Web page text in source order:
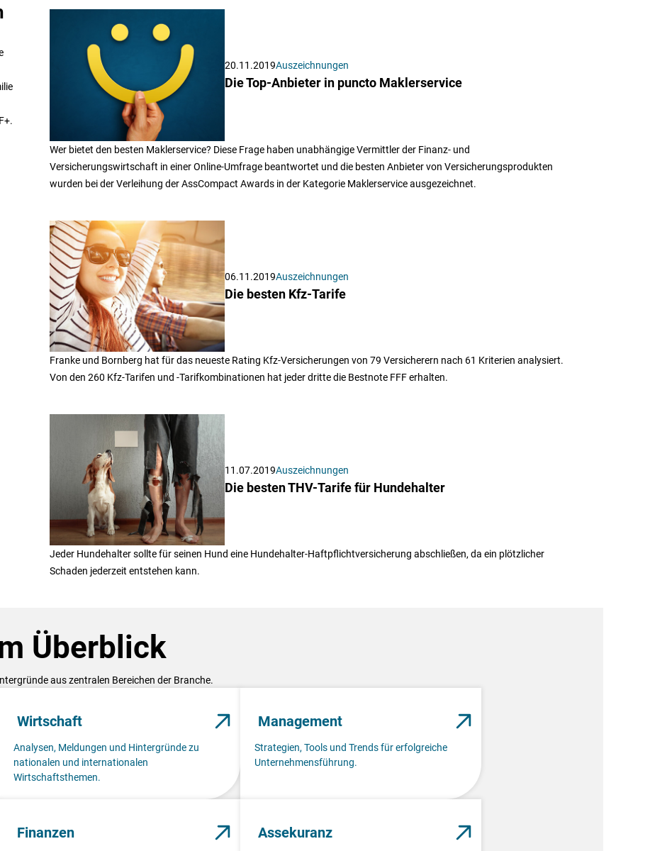
20.11.2019Auszeichnungen
Die Top-Anbieter in puncto Maklerservice
Wer bietet den besten Maklerservice? Diese Frage haben unabhängige Vermittler der Finanz- und
Versicherungswirtschaft in einer Online-Umfrage beantwortet und die besten Anbieter von Versicherungsprodukten
wurden bei der Verleihung der AssCompact Awards in der Kategorie Maklerservice ausgezeichnet.
06.11.2019Auszeichnungen
Die besten Kfz-Tarife
Franke und Bornberg hat für das neueste Rating Kfz-Versicherungen von 79 Versicherern nach 61 Kriterien analysiert.
Von den 260 Kfz-Tarifen und -Tarifkombinationen hat jeder dritte die Bestnote FFF erhalten.
11.07.2019Auszeichnungen
Die besten THV-Tarife für Hundehalter
Jeder Hundehalter sollte für seinen Hund eine Hundehalter-Haftpflichtversicherung abschließen, da ein plötzlicher
Schaden jederzeit entstehen kann.
Überblick
aus zentralen Bereichen der Branche.
Wirtschaft
Analysen, Meldungen und Hintergründe zu
nationalen und internationalen
Wirtschaftsthemen.
Management
Strategien, Tools und Trends für erfolgreiche
Unternehmensführung.
Finanzen Assekuranz